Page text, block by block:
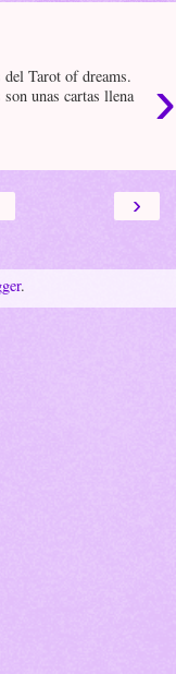
›
Tarot of dreams.
unas cartas llena
›
.